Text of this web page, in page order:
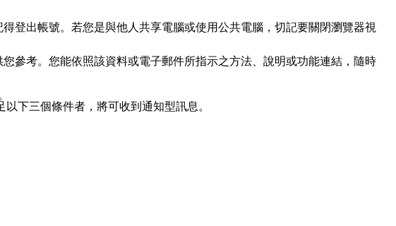
登出帳號。若您是與他人共享電腦或使用公共電腦，切記要關閉瀏覽器視
參考。您能依照該資料或電子郵件所指示之方法、說明或功能連結，隨時
下三個條件者，將可收到通知型訊息。